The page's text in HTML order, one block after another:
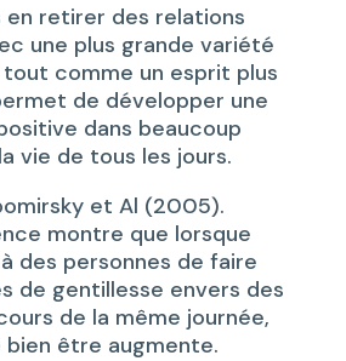
en retirer des relations
une plus grande variété
comme un esprit plus
de développer une
dans beaucoup
vie de tous les jours.
et Al (2005).
montre que lorsque
des personnes de faire
de gentillesse envers des
de la même journée,
bien être augmente.